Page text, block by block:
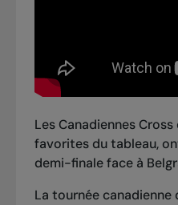
Les Canadiennes
favorites du tableau,
demi-finale face à
La tournée canadienne